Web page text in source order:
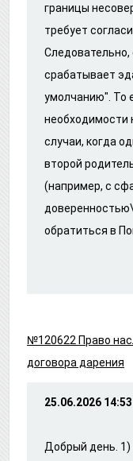
границы
требует
Следовательно,
срабатывает
умолчанию". То
необходимости
случаи, когда
второй
(например, с
обратиться в
№120622 Право
договора дарения
25.06.2026
Добрый день. 1)